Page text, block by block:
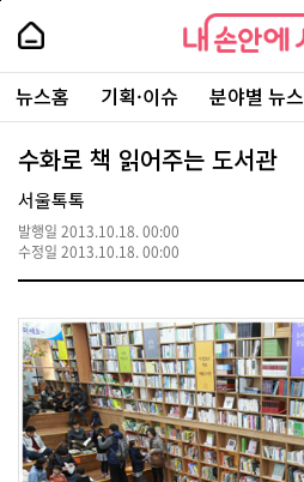
본
로
가
내
손
안
에
서
울
-
서
울
시
대
표
소
포
털
내
손
에
울
주
요
서
뉴스홈 기획·이슈 분야별 뉴스
수화로 책 읽어주는 도서관
서울톡톡
발행일 2013.10.18. 00:00
수정일 2013.10.18. 00:00
페
상
단
로